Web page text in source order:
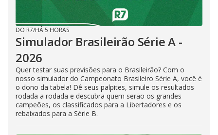
DO R7/HÁ 5 HORAS
Simulador Brasileirão Série A -
2026
Quer testar suas previsões para o Brasileirão? Com o
nosso simulador do Campeonato Brasileiro Série A, você é
o dono da tabela! Dê seus palpites, simule os resultados
rodada a rodada e descubra quem serão os grandes
campeões, os classificados para a Libertadores e os
rebaixados para a Série B.